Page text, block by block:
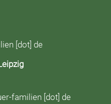
[dot] de
familien [dot] de